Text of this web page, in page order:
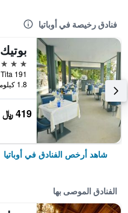
فنادق رخيصة في أوباتيا
4 نجوم
1.8 كيلومتر عن وسط المدينة
419 ﷼
شاهد أرخص الفنادق في أوباتيا
الفنادق الموصى بها